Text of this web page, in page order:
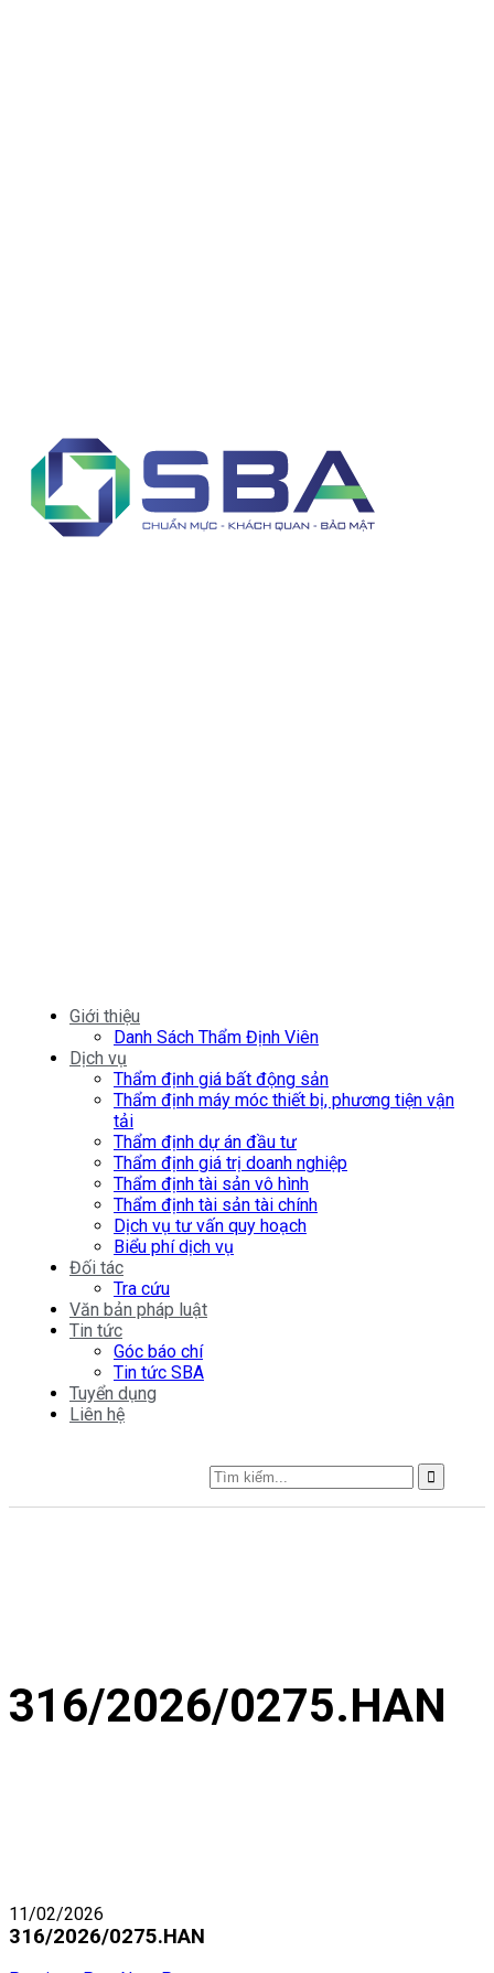
Giới thiệu
Danh Sách Thẩm Định Viên
Dịch vụ
Thẩm định giá bất động sản
Thẩm định máy móc thiết bị, phương tiện vận
tải
Thẩm định dự án đầu tư
Thẩm định giá trị doanh nghiệp
Thẩm định tài sản vô hình
Thẩm định tài sản tài chính
Dịch vụ tư vấn quy hoạch
Biểu phí dịch vụ
Đối tác
Tra cứu
Văn bản pháp luật
Tin tức
Góc báo chí
Tin tức SBA
Tuyển dụng
Liên hệ
316/2026/0275.HAN
11/02/2026
316/2026/0275.HAN